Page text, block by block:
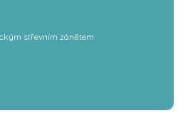
střevním zánětem